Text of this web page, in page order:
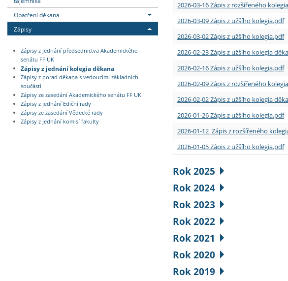
Opatření děkana
Zápisy
Zápisy z jednání předsednictva Akademického
senátu FF UK
Zápisy z jednání kolegia děkana
Zápisy z porad děkana s vedoucími základních
součástí
Zápisy ze zasedání Akademického senátu FF UK
Zápisy z jednání Ediční rady
Zápisy ze zasedání Vědecké rady
Zápisy z jednání komisí fakulty
2026-03-16 Zápis z rozšířeného
2026-03-09 Zápis z užšího kolegia.pdf
2026-03-02 Zápis z užšího kolegia.pdf
2026-02-23 Zápis z užšího kolegia
2026-02-16 Zápis z užšího kolegia.pdf
2026-02-09 Zápis z rozšířeného
2026-02-02 Zápis z užšího kolegia
2026-01-26 Zápis z užšího kolegia.pdf
2026-01-12 Zápis z rozšířeného
2026-01-05 Zápis z užšího kolegia.pdf
Rok 2025
Rok 2024
Rok 2023
Rok 2022
Rok 2021
Rok 2020
Rok 2019